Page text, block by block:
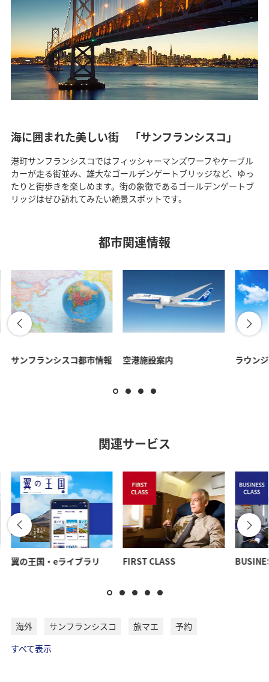
海に囲まれた美しい街 「サンフランシスコ」
港町サンフランシスコではフィッシャーマンズワーフやケーブル
カーが走る街並み、雄大なゴールデンゲートブリッジなど、ゆっ
たりと街歩きを楽しめます。街の象徴であるゴールデンゲートブ
リッジはぜひ訪れてみたい絶景スポットです。
都市関連情報
サンフランシスコ都市情報 空港施設案内 ラウン
関連サービス
翼の王国・eライブラリ FIRST CLASS
海外 サンフランシスコ 旅マエ
予約
すべて表示